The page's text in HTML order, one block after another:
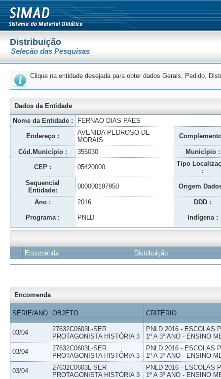
Distribuição
Seleção das Pesquisas
Clique na entidade desejada para obter dados Gerais, Pedido,
Dados da Entidade
Nome da Entidade :
FERNAO DIAS PAES
Endereço :
AVENIDA PEDROSO DE
MORAIS
Cód.Município : 355030 Município :
CEP : 05420000
Tipo
:
Sequencial
Entidade:
000000197950 Origem
Ano : 2016 DDD :
Programa : PNLD Indígena :
Encomenda Distribuição
Encomenda
SÉRIE/ANO OBJETO CRITÉRIO
03/04
27632C0603L-SER
PROTAGONISTA HISTÓRIA 3
PNLD 2016 - ESCOLAS
1º A 3º ANO - ENSINO
03/04
27632C0603L-SER
PROTAGONISTA HISTÓRIA 3
PNLD 2016 - ESCOLAS
1º A 3º ANO - ENSINO
03/04
27632C0603L-SER
PROTAGONISTA HISTÓRIA 3
PNLD 2016 - ESCOLAS
1º A 3º ANO - ENSINO